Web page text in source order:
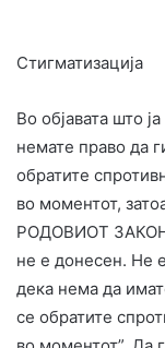
Стигматизација
Во објавата што
немате право да
обратите
во моментот,
РОДОВИОТ
не е донесен. Не
дека нема да
се обратите